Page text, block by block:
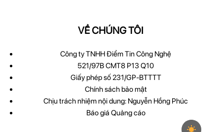
VỀ CHÚNG TÔI
Công ty TNHH Điểm Tin Công Nghệ
521/97B CMT8 P13 Q10
Giấy phép số 231/GP-BTTTT
Chính sách bảo mật
Chịu trách nhiệm nội dung: Nguyễn Hồng Phúc
Báo giá Quảng cáo